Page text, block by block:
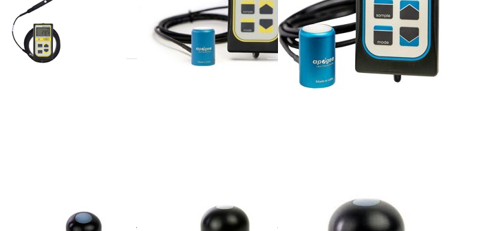
SQ-100X-SS SQ-202X-SS SQ-212-SS